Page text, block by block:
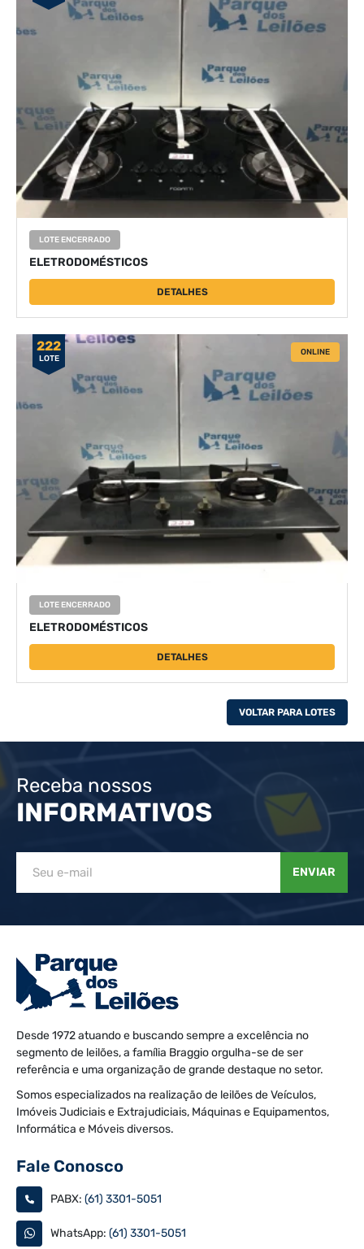
LOTE ENCERRADO
ELETRODOMÉSTICOS
DETALHES
222
LOTE
ONLINE
LOTE ENCERRADO
ELETRODOMÉSTICOS
DETALHES
VOLTAR PARA LOTES
Receba nossos
INFORMATIVOS
ENVIAR
Desde 1972 atuando e buscando sempre a excelência no
segmento de leilões, a família Braggio orgulha-se de ser
referência e uma organização de grande destaque no setor.
Somos especializados na realização de leilões de Veículos,
Imóveis Judiciais e Extrajudiciais, Máquinas e Equipamentos,
Informática e Móveis diversos.
Fale Conosco
PABX: (61) 3301-5051
WhatsApp: (61) 3301-5051